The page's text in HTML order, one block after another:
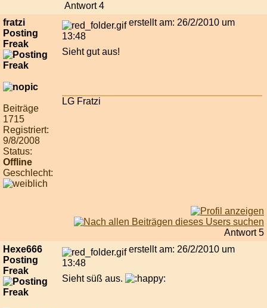
Antwort 4
fratzi
Posting
Freak
Beiträge
1715
Registriert:
9/8/2008
Status:
Offline
Geschlecht:
erstellt am: 26/2/2010 um
13:48
Sieht gut aus!
LG Fratzi
Antwort 5
Hexe666
Posting
Freak
erstellt am: 26/2/2010 um
13:48
Sieht süß aus.